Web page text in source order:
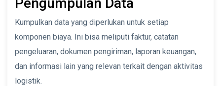
Kumpulkan data yang diperlukan untuk setiap
komponen biaya. Ini bisa meliputi faktur, catatan
pengeluaran, dokumen pengiriman, laporan keuangan,
dan informasi lain yang relevan terkait dengan aktivitas
logistik.